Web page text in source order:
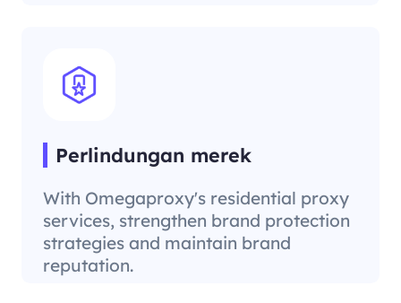
Perlindungan merek
With Omegaproxy's residential proxy
services, strengthen brand protection
strategies and maintain brand
reputation.